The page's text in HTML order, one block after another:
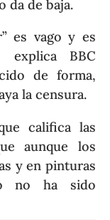
da de baja.
es vago y es
explica BBC
de forma,
la censura.
califica las
aunque los
y en pinturas
no ha sido